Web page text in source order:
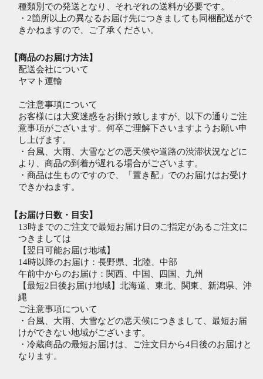
種類別での発送となり、それぞれの送料が必要です。
・2箇所以上の異なるお届け先につきましても同梱配送がで
きかねますので、ご了承ください。
【商品のお届け方法】
配送会社について
ヤマト運輸
ご注意事項について
お客様には大変迷惑をお掛け致しますが、以下の通りご注
意事項がございます。何卒ご理解下さいますようお願い申
し上げます。
・台風、大雨、大雪などの悪天候や道路の渋滞状況などに
より、商品の到着が遅れる場合がございます。
・商品は生ものですので、「置き配」でのお届けはお受け
できかねます。
【お届け日数・目安】
13時までのご注文で最短お届け日のご指定があるご注文に
つきましては
【翌日可能お届け地域】
14時以降のお届け：長野県、北陸、中部
午前中からのお届け：関西、中国、四国、九州
【最短2日後お届け地域】北海道、東北、関東、新潟県、沖
縄
ご注意事項について
・台風、大雨、大雪などの悪天候につきまして、最短お届
けができない地域がございます。
・冷蔵商品の最短お届けは、ご注文日から4日後のお届けと
なります。